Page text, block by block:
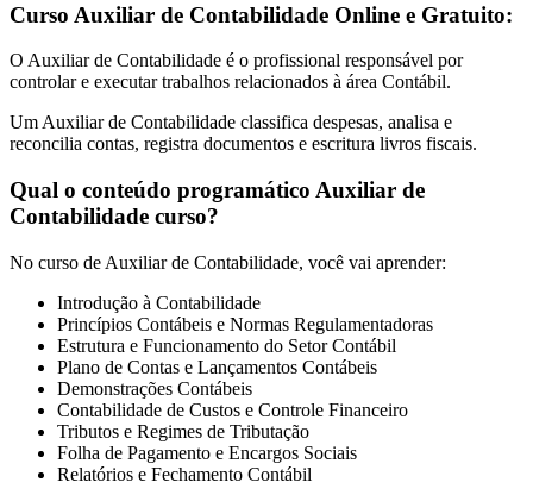
Curso Auxiliar de Contabilidade Online e Gratuito:
O Auxiliar de Contabilidade é o profissional responsável por
controlar e executar trabalhos relacionados à área Contábil.
Um Auxiliar de Contabilidade classifica despesas, analisa e
reconcilia contas, registra documentos e escritura livros fiscais.
Qual o conteúdo programático Auxiliar de
Contabilidade curso?
No curso de Auxiliar de Contabilidade, você vai aprender:
Introdução à Contabilidade
Princípios Contábeis e Normas Regulamentadoras
Estrutura e Funcionamento do Setor Contábil
Plano de Contas e Lançamentos Contábeis
Demonstrações Contábeis
Contabilidade de Custos e Controle Financeiro
Tributos e Regimes de Tributação
Folha de Pagamento e Encargos Sociais
Relatórios e Fechamento Contábil